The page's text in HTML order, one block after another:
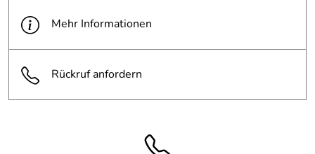
Oberfläche:
Geschliffen K240
Oberfläche 2:
Elektrolytisch gebeizt
Befestigung:
Verschrauben auf Untergrund
Mehr Informationen
Rückruf anfordern